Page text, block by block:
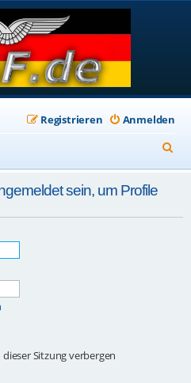
Anmelden
Registrieren
u
h
sein, um Profile
Sitzung verbergen